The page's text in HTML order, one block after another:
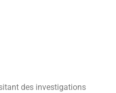
des investigations